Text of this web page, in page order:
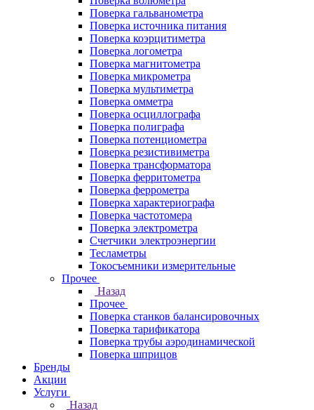
Поверка гальванометра
Поверка источника питания
Поверка коэрцитиметра
Поверка логометра
Поверка магнитометра
Поверка микрометра
Поверка мультиметра
Поверка омметра
Поверка осциллографа
Поверка полиграфа
Поверка потенциометра
Поверка резистивиметра
Поверка трансформатора
Поверка ферритометра
Поверка феррометра
Поверка характериографа
Поверка частотомера
Поверка электрометра
Счетчики электроэнергии
Тесламетры
Токосъемники измерительные
Прочее
Назад
Прочее
Поверка станков балансировочных
Поверка тарификатора
Поверка трубы аэродинамической
Поверка шприцов
Бренды
Акции
Услуги
Назад